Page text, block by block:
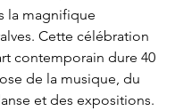
la magnifique
Cette célébration
contemporain dure 40
de la musique, du
et des expositions.